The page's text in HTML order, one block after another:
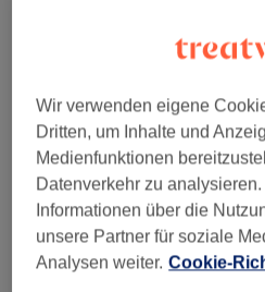
Wir verwenden eigene
Dritten, um Inhalte und
Medienfunktionen
Datenverkehr zu
Informationen über die
unsere Partner für soziale
Analysen weiter. Cookie-